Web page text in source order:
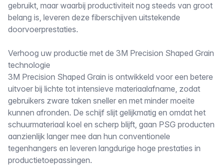
gebruikt, maar waarbij productiviteit nog steeds van groot
belang is, leveren deze fiberschijven uitstekende
doorvoerprestaties.
Verhoog uw productie met de 3M Precision Shaped Grain
technologie
3M Precision Shaped Grain is ontwikkeld voor een betere
uitvoer bij lichte tot intensieve materiaalafname, zodat
gebruikers zware taken sneller en met minder moeite
kunnen afronden. De schijf slijt gelijkmatig en omdat het
schuurmateriaal koel en scherp blijft, gaan PSG producten
aanzienlijk langer mee dan hun conventionele
tegenhangers en leveren langdurige hoge prestaties in
productietoepassingen.